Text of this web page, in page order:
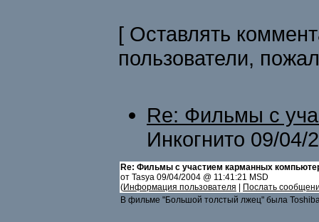
[ Оставлять
пользователи,
Re: Фильмы с
Инкогнито 09/04/
Re: Фильмы с участием карманных
от Tasya 09/04/2004 @ 11:41:21 MSD
(Информация пользователя
Послать
В фильме "Большой толстый лжец" была